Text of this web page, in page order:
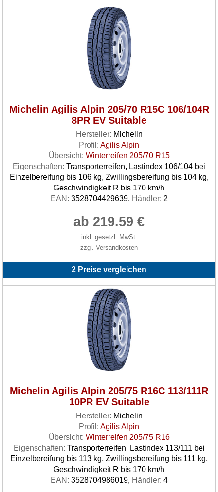
Michelin Agilis Alpin 205/70 R15C 106/104R
8PR EV Suitable
Hersteller: Michelin
Profil: Agilis Alpin
Übersicht: Winterreifen 205/70 R15
Eigenschaften: Transporterreifen, Lastindex 106/104 bei
Einzelbereifung bis 106 kg, Zwillingsbereifung bis 104 kg,
Geschwindigkeit R bis 170 km/h
EAN: 3528704429639, Händler: 2
ab 219.59 €
inkl. gesetzl. MwSt.
zzgl. Versandkosten
2 Preise vergleichen
Michelin Agilis Alpin 205/75 R16C 113/111R
10PR EV Suitable
Hersteller: Michelin
Profil: Agilis Alpin
Übersicht: Winterreifen 205/75 R16
Eigenschaften: Transporterreifen, Lastindex 113/111 bei
Einzelbereifung bis 113 kg, Zwillingsbereifung bis 111 kg,
Geschwindigkeit R bis 170 km/h
EAN: 3528704986019, Händler: 4